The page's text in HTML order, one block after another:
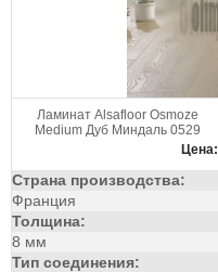
Ламинат Alsafloor Osmoze
Medium Дуб Миндаль 0529
Цена:
Страна производства:
Франция
Толщина:
8 мм
Тип соединения: